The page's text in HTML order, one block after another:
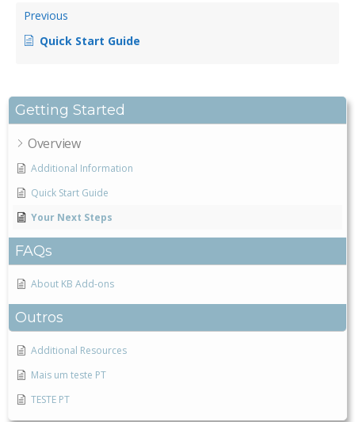
Getting Started
Overview
Additional Information
Quick Start Guide
Your Next Steps
FAQs
About KB Add-ons
Outros
Additional Resources
Mais um teste PT
TESTE PT
Previous
Quick Start Guide